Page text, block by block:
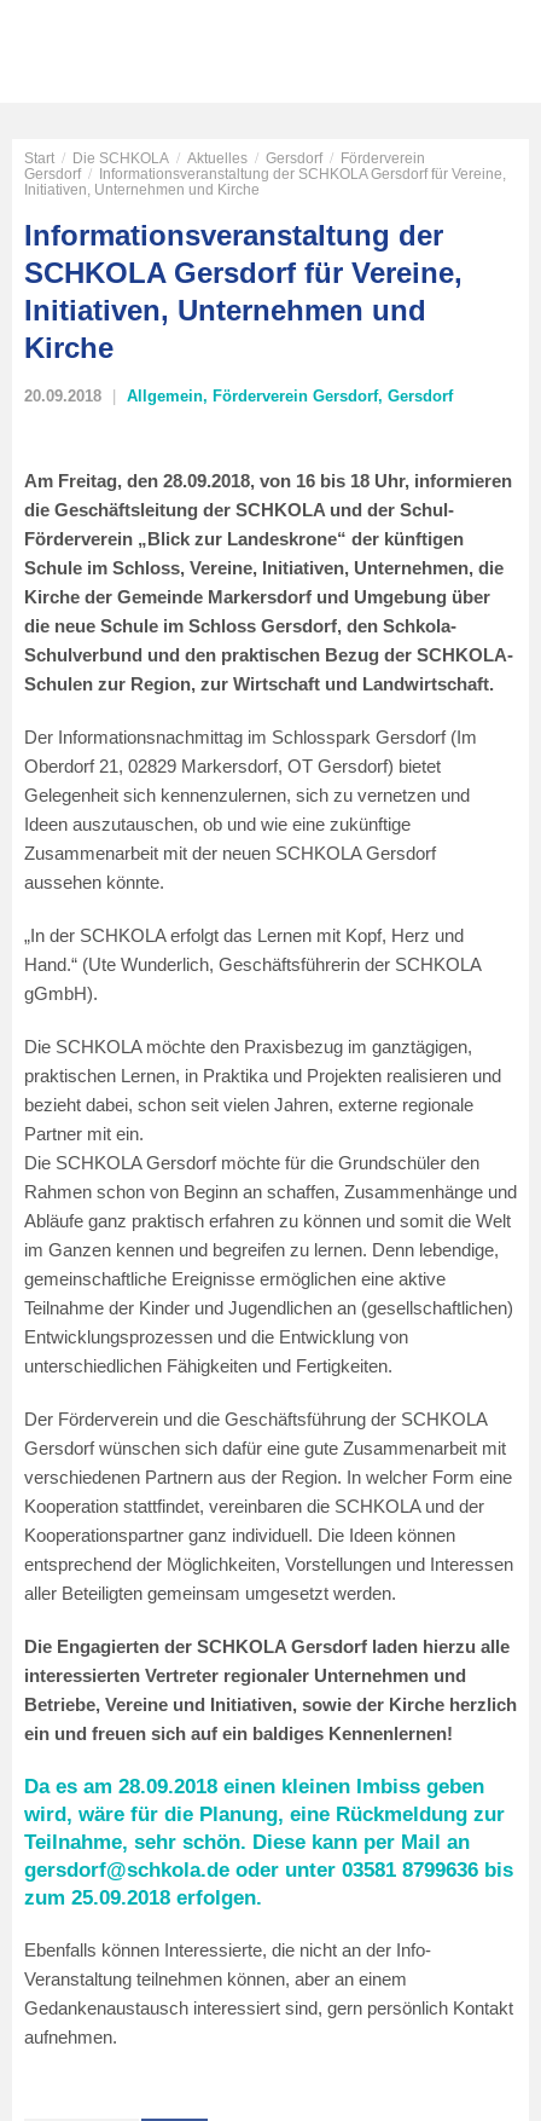
Start / Die SCHKOLA / Aktuelles / Gersdorf / Förderverein
Gersdorf /
Informationsveranstaltung der SCHKOLA Gersdorf für Vereine,
Initiativen, Unternehmen und Kirche
Informationsveranstaltung der
SCHKOLA Gersdorf für Vereine,
Initiativen, Unternehmen und
Kirche
20.09.2018 Allgemein, Förderverein Gersdorf, Gersdorf
Am Freitag, den 28.09.2018, von 16 bis 18 Uhr, informieren
die Geschäftsleitung der SCHKOLA und der Schul-
Förderverein „Blick zur Landeskrone“ der künftigen
Schule im Schloss, Vereine, Initiativen, Unternehmen, die
Kirche der Gemeinde Markersdorf und Umgebung über
die neue Schule im Schloss Gersdorf, den Schkola-
Schulverbund und den praktischen Bezug der SCHKOLA-
Schulen zur Region, zur Wirtschaft und Landwirtschaft.
Der Informationsnachmittag im Schlosspark Gersdorf (Im
Oberdorf 21, 02829 Markersdorf, OT Gersdorf) bietet
Gelegenheit sich kennenzulernen, sich zu vernetzen und
Ideen auszutauschen, ob und wie eine zukünftige
Zusammenarbeit mit der neuen SCHKOLA Gersdorf
aussehen könnte.
„In der SCHKOLA erfolgt das Lernen mit Kopf, Herz und
Hand.“ (Ute Wunderlich, Geschäftsführerin der SCHKOLA
gGmbH).
Die SCHKOLA möchte den Praxisbezug im ganztägigen,
praktischen Lernen, in Praktika und Projekten realisieren und
bezieht dabei, schon seit vielen Jahren, externe regionale
Partner mit ein.
Die SCHKOLA Gersdorf möchte für die Grundschüler den
Rahmen schon von Beginn an schaffen, Zusammenhänge und
Abläufe ganz praktisch erfahren zu können und somit die Welt
im Ganzen kennen und begreifen zu lernen. Denn lebendige,
gemeinschaftliche Ereignisse ermöglichen eine aktive
Teilnahme der Kinder und Jugendlichen an (gesellschaftlichen)
Entwicklungsprozessen und die Entwicklung von
unterschiedlichen Fähigkeiten und Fertigkeiten.
Der Förderverein und die Geschäftsführung der SCHKOLA
Gersdorf wünschen sich dafür eine gute Zusammenarbeit mit
verschiedenen Partnern aus der Region. In welcher Form eine
Kooperation stattfindet, vereinbaren die SCHKOLA und der
Kooperationspartner ganz individuell. Die Ideen können
entsprechend der Möglichkeiten, Vorstellungen und Interessen
aller Beteiligten gemeinsam umgesetzt werden.
Die Engagierten der SCHKOLA Gersdorf laden hierzu alle
interessierten Vertreter regionaler Unternehmen und
Betriebe, Vereine und Initiativen, sowie der Kirche herzlich
ein und freuen sich auf ein baldiges Kennenlernen!
Da es am 28.09.2018 einen kleinen Imbiss geben
wird, wäre für die Planung, eine Rückmeldung zur
Teilnahme, sehr schön. Diese kann per Mail an
gersdorf@schkola.de oder unter 03581 8799636 bis
zum 25.09.2018 erfolgen.
Ebenfalls können Interessierte, die nicht an der Info-
Veranstaltung teilnehmen können, aber an einem
Gedankenaustausch interessiert sind, gern persönlich Kontakt
aufnehmen.